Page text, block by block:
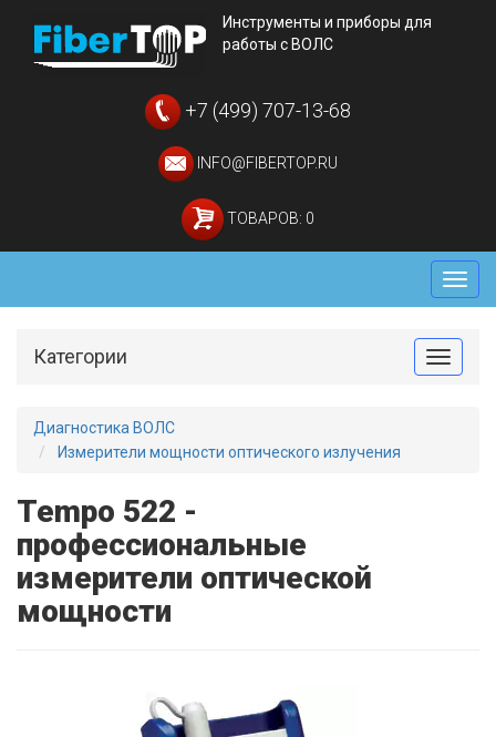
Инструменты и приборы для
работы с ВОЛС
+7 (499) 707-13-68
INFO@FIBERTOP.RU
ТОВАРОВ: 0
Меню
Toggle
Категории
Диагностика ВОЛС
Измерители мощности оптического излучения
Tempo 522 -
профессиональные
измерители оптической
мощности